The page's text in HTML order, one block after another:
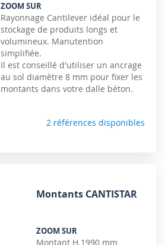
ZOOM SUR
Rayonnage Cantilever idéal pour le
stockage de produits longs et
volumineux. Manutention
simplifiée.
Il est conseillé d'utiliser un ancrage
au sol diamètre 8 mm pour fixer les
montants dans votre dalle béton.
2 références disponibles
Montants CANTISTAR
ZOOM SUR
Montant H.1990 mm